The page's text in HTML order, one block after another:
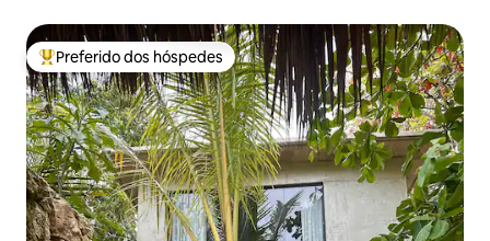
Entre os melhores preferidos dos hóspedes
Preferido dos hóspedes